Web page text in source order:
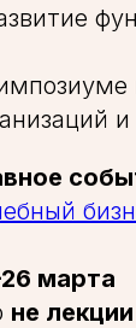
марта
не